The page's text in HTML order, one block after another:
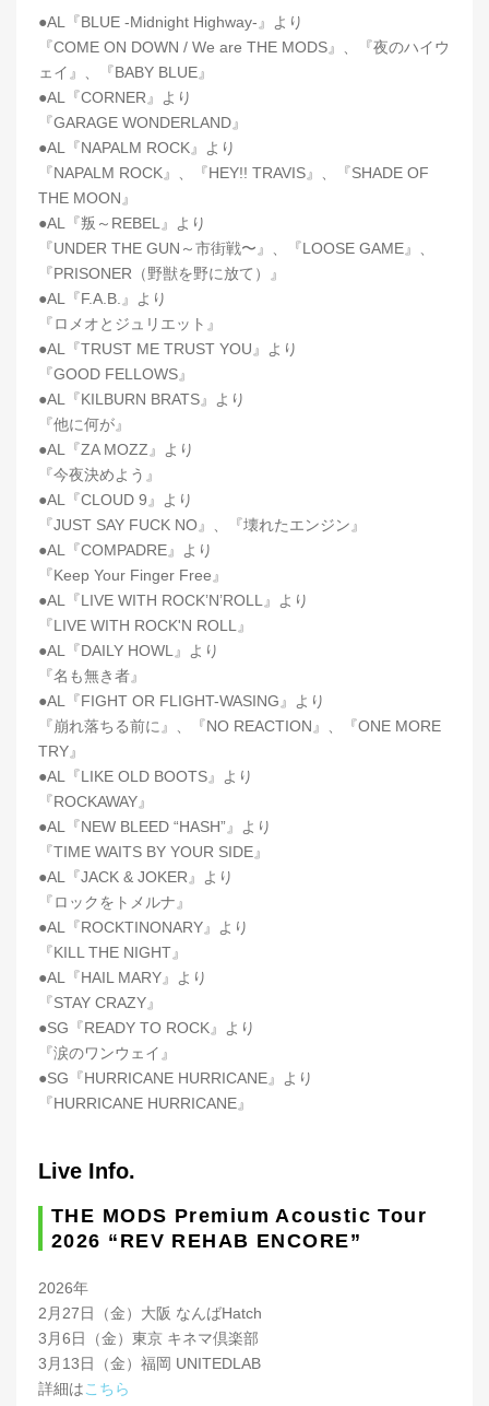
●AL『BLUE -Midnight Highway-』より
『COME ON DOWN / We are THE MODS』、『夜のハイウ
ェイ』、『BABY BLUE』
●AL『CORNER』より
『GARAGE WONDERLAND』
●AL『NAPALM ROCK』より
『NAPALM ROCK』、『HEY!! TRAVIS』、『SHADE OF
THE MOON』
●AL『叛～REBEL』より
『UNDER THE GUN～市街戦〜』、『LOOSE GAME』、
『PRISONER（野獣を野に放て）』
●AL『F.A.B.』より
『ロメオとジュリエット』
●AL『TRUST ME TRUST YOU』より
『GOOD FELLOWS』
●AL『KILBURN BRATS』より
『他に何が』
●AL『ZA MOZZ』より
『今夜決めよう』
●AL『CLOUD 9』より
『JUST SAY FUCK NO』、『壊れたエンジン』
●AL『COMPADRE』より
『Keep Your Finger Free』
●AL『LIVE WITH ROCK’N’ROLL』より
『LIVE WITH ROCK'N ROLL』
●AL『DAILY HOWL』より
『名も無き者』
●AL『FIGHT OR FLIGHT-WASING』より
『崩れ落ちる前に』、『NO REACTION』、『ONE MORE
TRY』
●AL『LIKE OLD BOOTS』より
『ROCKAWAY』
●AL『NEW BLEED “HASH”』より
『TIME WAITS BY YOUR SIDE』
●AL『JACK & JOKER』より
『ロックをトメルナ』
●AL『ROCKTINONARY』より
『KILL THE NIGHT』
●AL『HAIL MARY』より
『STAY CRAZY』
●SG『READY TO ROCK』より
『涙のワンウェイ』
●SG『HURRICANE HURRICANE』より
『HURRICANE HURRICANE』
Live Info.
THE MODS Premium Acoustic Tour
2026 “REV REHAB ENCORE”
2026年
2月27日（金）大阪 なんばHatch
3月6日（金）東京 キネマ倶楽部
3月13日（金）福岡 UNITEDLAB
詳細はこちら